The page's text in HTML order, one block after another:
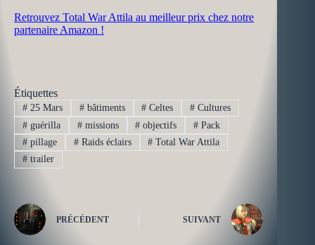
Retrouvez Total War Attila au meilleur prix chez notre
partenaire Amazon !
Étiquettes
#25 Mars #bâtiments # Celtes # Cultures
#guérilla #missions # objectifs # Pack
#pillage #Raids éclairs # Total War Attila
#trailer
PRÉCÉDENT SUIVANT